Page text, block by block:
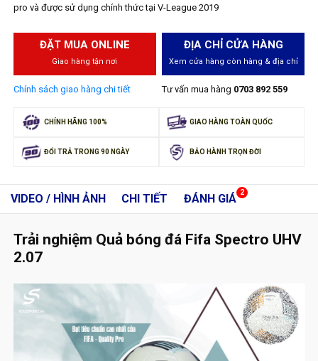
pro và được sử dụng chính thức tại V-League 2019
ĐẶT MUA ONLINE
Giao hàng tận nơi
Chính sách giao hàng chi tiết
ĐỊA CHỈ CỬA HÀNG
Xem cửa hàng còn hàng & địa chỉ
Tư vấn mua hàng 0703 892 559
CHÍNH HÃNG 100% GIAO HÀNG TOÀN QUỐC
ĐỔI TRẢ TRONG 90 NGÀY BẢO HÀNH TRỌN ĐỜI
VIDEO / HÌNH ẢNH CHI TIẾT ĐÁNH GIÁ 2
Trải nghiệm Quả bóng đá Fifa Spectro UHV
2.07